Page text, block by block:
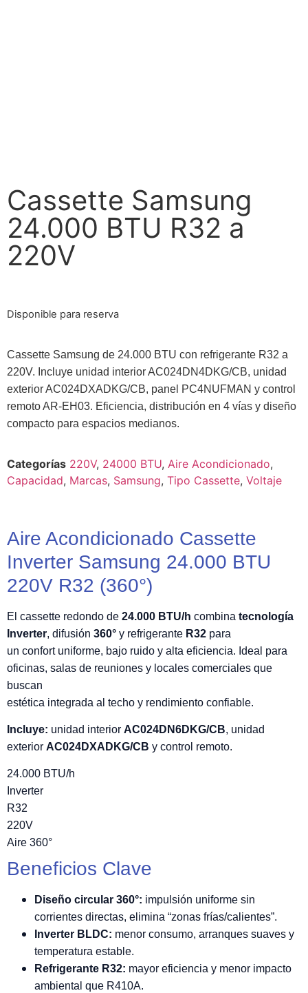
Cassette Samsung
24.000 BTU R32 a
220V
Disponible para reserva
Cassette Samsung de 24.000 BTU con refrigerante R32 a
220V. Incluye unidad interior AC024DN4DKG/CB, unidad
exterior AC024DXADKG/CB, panel PC4NUFMAN y control
remoto AR-EH03. Eficiencia, distribución en 4 vías y diseño
compacto para espacios medianos.
Categorías 220V, 24000 BTU, Aire Acondicionado,
Capacidad, Marcas, Samsung, Tipo Cassette, Voltaje
Aire Acondicionado Cassette
Inverter Samsung 24.000 BTU
220V R32 (360°)
El cassette redondo de 24.000 BTU/h combina tecnología
Inverter, difusión 360° y refrigerante R32 para
un confort uniforme, bajo ruido y alta eficiencia. Ideal para
oficinas, salas de reuniones y locales comerciales que
buscan
estética integrada al techo y rendimiento confiable.
Incluye: unidad interior AC024DN6DKG/CB, unidad
exterior AC024DXADKG/CB y control remoto.
24.000 BTU/h
Inverter
R32
220V
Aire 360°
Beneficios Clave
Diseño circular 360°: impulsión uniforme sin
corrientes directas, elimina “zonas frías/calientes”.
Inverter BLDC: menor consumo, arranques suaves y
temperatura estable.
Refrigerante R32: mayor eficiencia y menor impacto
ambiental que R410A.